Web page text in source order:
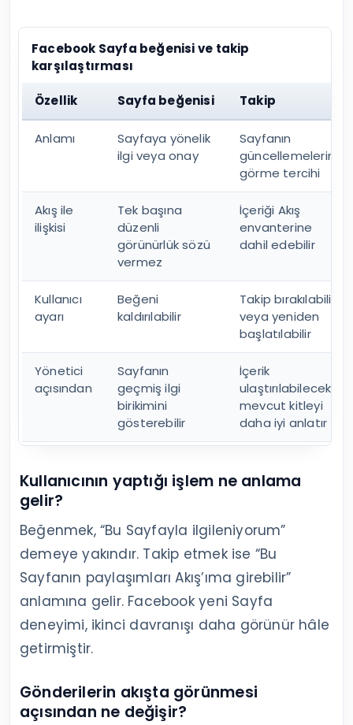
Facebook Sayfa beğenisi ve takip
karşılaştırması
Özellik Sayfa beğenisi Takip
Anlamı
Sayfaya yönelik
ilgi veya onay
Sayfanın
güncellemelerini
görme tercihi
Akış ile
ilişkisi
Tek başına
düzenli
görünürlük sözü
vermez
İçeriği Akış
envanterine
dahil edebilir
Kullanıcı
ayarı
Beğeni
kaldırılabilir
Takip bırakılabilir
veya yeniden
başlatılabilir
Yönetici
açısından
Sayfanın
geçmiş ilgi
birikimini
gösterebilir
İçerik
ulaştırılabilecek
mevcut kitleyi
daha iyi anlatır
Kullanıcının yaptığı işlem ne anlama
gelir?
Beğenmek, “Bu Sayfayla ilgileniyorum”
demeye yakındır. Takip etmek ise “Bu
Sayfanın paylaşımları Akış’ıma girebilir”
anlamına gelir. Facebook yeni Sayfa
deneyimi, ikinci davranışı daha görünür hâle
getirmiştir.
Gönderilerin akışta görünmesi
açısından ne değişir?